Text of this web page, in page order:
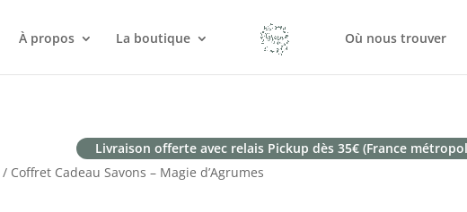
À propos La boutique Où nous trouver
Livraison offerte avec relais Pickup dès 35€ (France
/ Coffret Cadeau Savons – Magie d’Agrumes